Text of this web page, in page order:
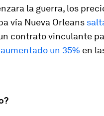
la guerra, los
vía Nueva Orleans
contrato vinculante
aumentado un 35% en